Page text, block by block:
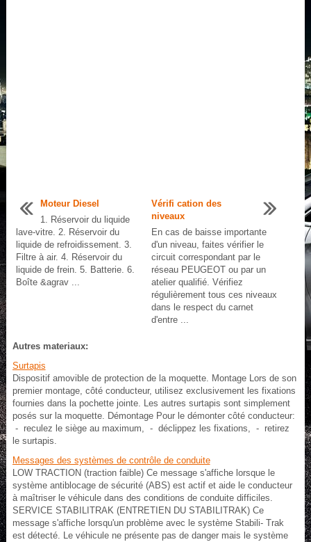
Moteur Diesel
1. Réservoir du liquide
lave-vitre. 2. Réservoir du
liquide de refroidissement. 3.
Filtre à air. 4. Réservoir du
liquide de frein. 5. Batterie. 6.
Boîte &agrav ...
Vérifi cation des
niveaux
En cas de baisse importante
d'un niveau, faites vérifier le
circuit correspondant par le
réseau PEUGEOT ou par un
atelier qualifié. Vérifiez
régulièrement tous ces niveaux
dans le respect du carnet
d'entre ...
Autres materiaux:
Surtapis
Dispositif amovible de protection de la moquette. Montage Lors de son
premier montage, côté conducteur, utilisez exclusivement les fixations
fournies dans la pochette jointe. Les autres surtapis sont simplement
posés sur la moquette. Démontage Pour le démonter côté conducteur:
- reculez le siège au maximum, - déclippez les fixations, - retirez
le surtapis.
Messages des systèmes de contrôle de conduite
LOW TRACTION (traction faible) Ce message s'affiche lorsque le
système antiblocage de sécurité (ABS) est actif et aide le conducteur
à maîtriser le véhicule dans des conditions de conduite difficiles.
SERVICE STABILITRAK (ENTRETIEN DU STABILITRAK) Ce
message s'affiche lorsqu'un problème avec le système Stabili- Trak
est détecté. Le véhicule ne présente pas de danger mais le système